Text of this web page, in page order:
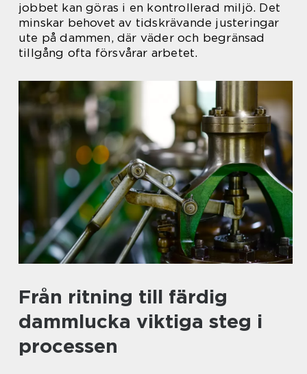
jobbet kan göras i en kontrollerad miljö. Det
minskar behovet av tidskrävande justeringar
ute på dammen, där väder och begränsad
tillgång ofta försvårar arbetet.
Från ritning till färdig
dammlucka viktiga steg i
processen